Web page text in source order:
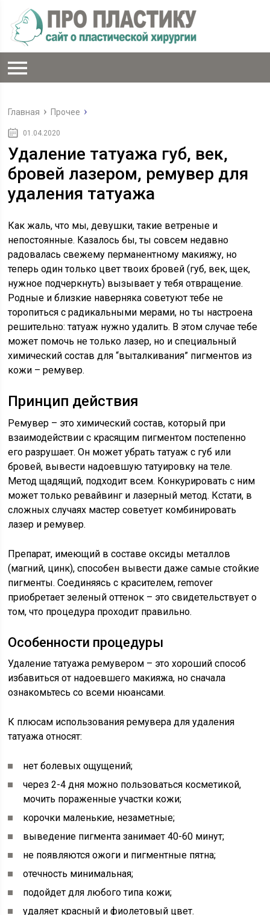
Главная Прочее
01.04.2020
Удаление татуажа губ, век,
бровей лазером, ремувер для
удаления татуажа
Как жаль, что мы, девушки, такие ветреные и
непостоянные. Казалось бы, ты совсем недавно
радовалась свежему перманентному макияжу, но
теперь один только цвет твоих бровей (губ, век, щек,
нужное подчеркнуть) вызывает у тебя отвращение.
Родные и близкие наверняка советуют тебе не
торопиться с радикальными мерами, но ты настроена
решительно: татуаж нужно удалить. В этом случае тебе
может помочь не только лазер, но и специальный
химический состав для “выталкивания” пигментов из
кожи – ремувер.
Принцип действия
Ремувер – это химический состав, который при
взаимодействии с красящим пигментом постепенно
его разрушает. Он может убрать татуаж с губ или
бровей, вывести надоевшую татуировку на теле.
Метод щадящий, подходит всем. Конкурировать с ним
может только ревайвинг и лазерный метод. Кстати, в
сложных случаях мастер советует комбинировать
лазер и ремувер.
Препарат, имеющий в составе оксиды металлов
(магний, цинк), способен вывести даже самые стойкие
пигменты. Соединяясь с красителем, remover
приобретает зеленый оттенок – это свидетельствует о
том, что процедура проходит правильно.
Особенности процедуры
Удаление татуажа ремувером – это хороший способ
избавиться от надоевшего макияжа, но сначала
ознакомьтесь со всеми нюансами.
К плюсам использования ремувера для удаления
татуажа относят:
нет болевых ощущений;
через 2-4 дня можно пользоваться косметикой,
мочить пораженные участки кожи;
корочки маленькие, незаметные;
выведение пигмента занимает 40-60 минут;
не появляются ожоги и пигментные пятна;
отечность минимальная;
подойдет для любого типа кожи;
удаляет красный и фиолетовый цвет.